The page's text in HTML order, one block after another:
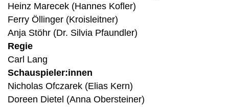
Heinz Marecek (Hannes Kofler)
Ferry Öllinger (Kroisleitner)
Anja Stöhr (Dr. Silvia Pfaundler)
Regie
Carl Lang
Schauspieler:innen
Nicholas Ofczarek (Elias Kern)
Doreen Dietel (Anna Obersteiner)